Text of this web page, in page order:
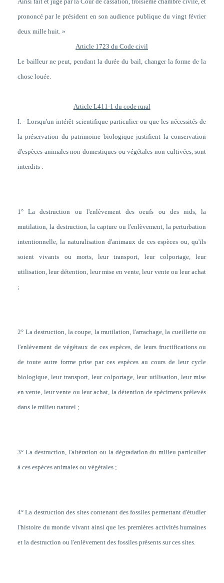
prononcé par le président en son audience publique du vingt février
deux mille huit. »
Article 1723 du Code civil
Le bailleur ne peut, pendant la durée du bail, changer la forme de la
chose louée.
Article L411-1 du code rural
I. - Lorsqu'un intérêt scientifique particulier ou que les nécessités de
la préservation du patrimoine biologique justifient la conservation
d'espèces animales non domestiques ou végétales non cultivées, sont
interdits :
1° La destruction ou l'enlèvement des oeufs ou des nids, la
mutilation, la destruction, la capture ou l'enlèvement, la perturbation
intentionnelle, la naturalisation d'animaux de ces espèces ou, qu'ils
soient vivants ou morts, leur transport, leur colportage, leur
utilisation, leur détention, leur mise en vente, leur vente ou leur achat
;
2° La destruction, la coupe, la mutilation, l'arrachage, la cueillette ou
l'enlèvement de végétaux de ces espèces, de leurs fructifications ou
de toute autre forme prise par ces espèces au cours de leur cycle
biologique, leur transport, leur colportage, leur utilisation, leur mise
en vente, leur vente ou leur achat, la détention de spécimens prélevés
dans le milieu naturel ;
3° La destruction, l'altération ou la dégradation du milieu particulier
à ces espèces animales ou végétales ;
4° La destruction des sites contenant des fossiles permettant d'étudier
l'histoire du monde vivant ainsi que les premières activités humaines
et la destruction ou l'enlèvement des fossiles présents sur ces sites.